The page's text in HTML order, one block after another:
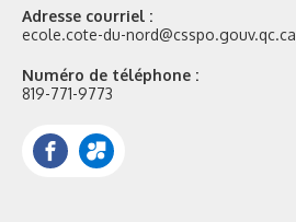
Adresse courriel :
ecole.cote-du-nord@csspo.gouv.qc.ca
Numéro de téléphone :
819-771-9773
Facebook
Portail
Mozaik